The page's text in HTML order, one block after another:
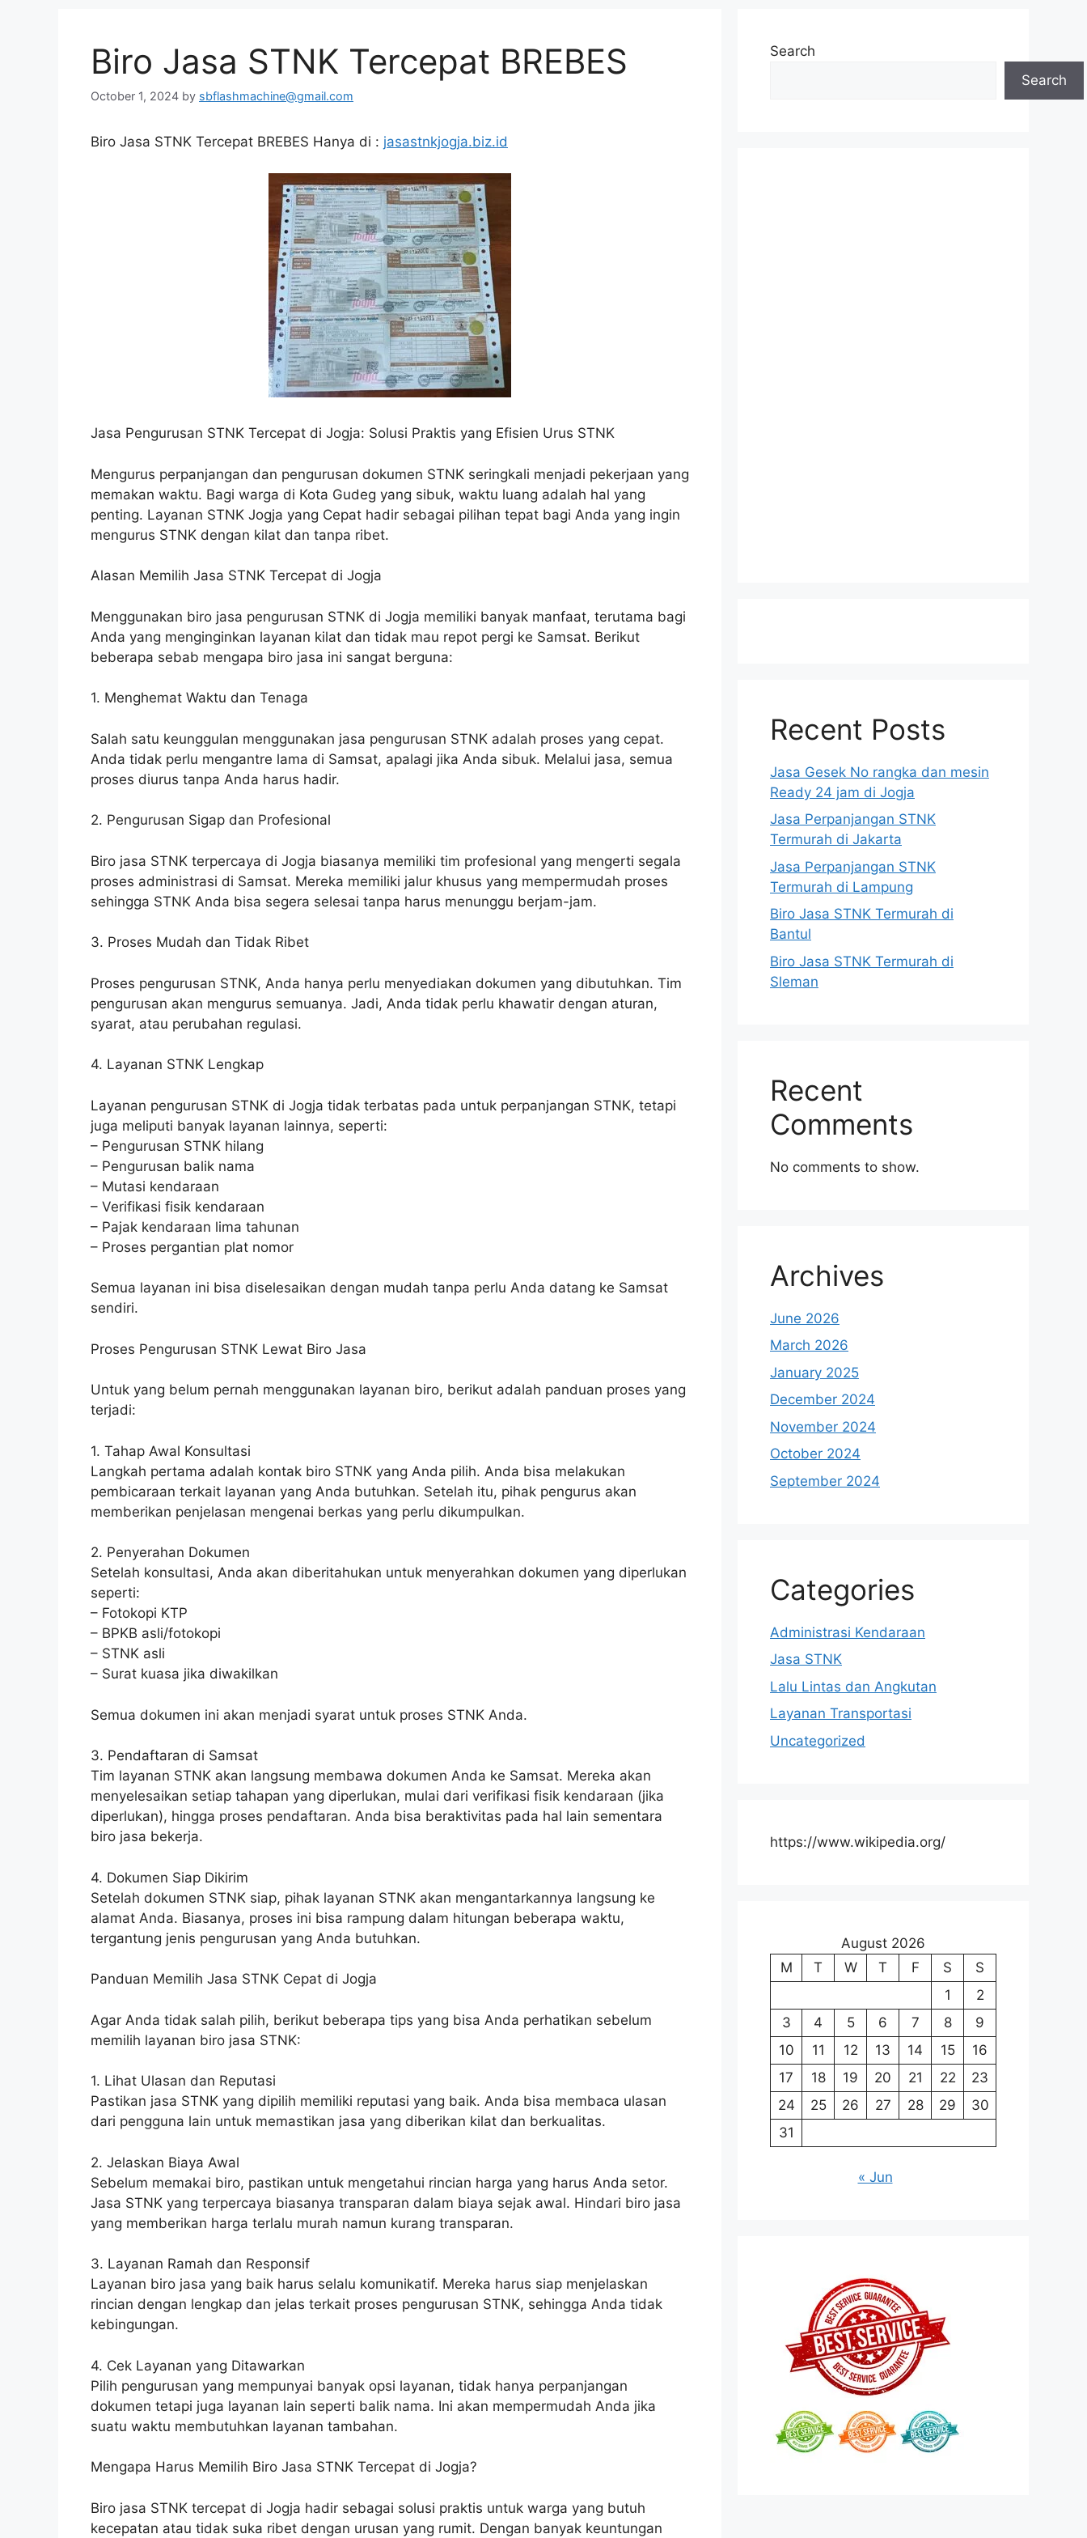
Biro Jasa STNK Tercepat BREBES
October 1, 2024 by sbflashmachine@gmail.com
Biro Jasa STNK Tercepat BREBES Hanya di : jasastnkjogja.biz.id
Jasa Pengurusan STNK Tercepat di Jogja: Solusi Praktis yang Efisien Urus STNK
Mengurus perpanjangan dan pengurusan dokumen STNK seringkali menjadi pekerjaan yang
memakan waktu. Bagi warga di Kota Gudeg yang sibuk, waktu luang adalah hal yang
penting. Layanan STNK Jogja yang Cepat hadir sebagai pilihan tepat bagi Anda yang ingin
mengurus STNK dengan kilat dan tanpa ribet.
Alasan Memilih Jasa STNK Tercepat di Jogja
Menggunakan biro jasa pengurusan STNK di Jogja memiliki banyak manfaat, terutama bagi
Anda yang menginginkan layanan kilat dan tidak mau repot pergi ke Samsat. Berikut
beberapa sebab mengapa biro jasa ini sangat berguna:
1. Menghemat Waktu dan Tenaga
Salah satu keunggulan menggunakan jasa pengurusan STNK adalah proses yang cepat.
Anda tidak perlu mengantre lama di Samsat, apalagi jika Anda sibuk. Melalui jasa, semua
proses diurus tanpa Anda harus hadir.
2. Pengurusan Sigap dan Profesional
Biro jasa STNK terpercaya di Jogja biasanya memiliki tim profesional yang mengerti segala
proses administrasi di Samsat. Mereka memiliki jalur khusus yang mempermudah proses
sehingga STNK Anda bisa segera selesai tanpa harus menunggu berjam-jam.
3. Proses Mudah dan Tidak Ribet
Proses pengurusan STNK, Anda hanya perlu menyediakan dokumen yang dibutuhkan. Tim
pengurusan akan mengurus semuanya. Jadi, Anda tidak perlu khawatir dengan aturan,
syarat, atau perubahan regulasi.
4. Layanan STNK Lengkap
Layanan pengurusan STNK di Jogja tidak terbatas pada untuk perpanjangan STNK, tetapi
juga meliputi banyak layanan lainnya, seperti:
– Pengurusan STNK hilang
– Pengurusan balik nama
– Mutasi kendaraan
– Verifikasi fisik kendaraan
– Pajak kendaraan lima tahunan
– Proses pergantian plat nomor
Semua layanan ini bisa diselesaikan dengan mudah tanpa perlu Anda datang ke Samsat
sendiri.
Proses Pengurusan STNK Lewat Biro Jasa
Untuk yang belum pernah menggunakan layanan biro, berikut adalah panduan proses yang
terjadi:
1. Tahap Awal Konsultasi
Langkah pertama adalah kontak biro STNK yang Anda pilih. Anda bisa melakukan
pembicaraan terkait layanan yang Anda butuhkan. Setelah itu, pihak pengurus akan
memberikan penjelasan mengenai berkas yang perlu dikumpulkan.
2. Penyerahan Dokumen
Setelah konsultasi, Anda akan diberitahukan untuk menyerahkan dokumen yang diperlukan
seperti:
– Fotokopi KTP
– BPKB asli/fotokopi
– STNK asli
– Surat kuasa jika diwakilkan
Semua dokumen ini akan menjadi syarat untuk proses STNK Anda.
3. Pendaftaran di Samsat
Tim layanan STNK akan langsung membawa dokumen Anda ke Samsat. Mereka akan
menyelesaikan setiap tahapan yang diperlukan, mulai dari verifikasi fisik kendaraan (jika
diperlukan), hingga proses pendaftaran. Anda bisa beraktivitas pada hal lain sementara
biro jasa bekerja.
4. Dokumen Siap Dikirim
Setelah dokumen STNK siap, pihak layanan STNK akan mengantarkannya langsung ke
alamat Anda. Biasanya, proses ini bisa rampung dalam hitungan beberapa waktu,
tergantung jenis pengurusan yang Anda butuhkan.
Panduan Memilih Jasa STNK Cepat di Jogja
Agar Anda tidak salah pilih, berikut beberapa tips yang bisa Anda perhatikan sebelum
memilih layanan biro jasa STNK:
1. Lihat Ulasan dan Reputasi
Pastikan jasa STNK yang dipilih memiliki reputasi yang baik. Anda bisa membaca ulasan
dari pengguna lain untuk memastikan jasa yang diberikan kilat dan berkualitas.
2. Jelaskan Biaya Awal
Sebelum memakai biro, pastikan untuk mengetahui rincian harga yang harus Anda setor.
Jasa STNK yang terpercaya biasanya transparan dalam biaya sejak awal. Hindari biro jasa
yang memberikan harga terlalu murah namun kurang transparan.
3. Layanan Ramah dan Responsif
Layanan biro jasa yang baik harus selalu komunikatif. Mereka harus siap menjelaskan
rincian dengan lengkap dan jelas terkait proses pengurusan STNK, sehingga Anda tidak
kebingungan.
4. Cek Layanan yang Ditawarkan
Pilih pengurusan yang mempunyai banyak opsi layanan, tidak hanya perpanjangan
dokumen tetapi juga layanan lain seperti balik nama. Ini akan mempermudah Anda jika
suatu waktu membutuhkan layanan tambahan.
Mengapa Harus Memilih Biro Jasa STNK Tercepat di Jogja?
Biro jasa STNK tercepat di Jogja hadir sebagai solusi praktis untuk warga yang butuh
kecepatan atau tidak suka ribet dengan urusan yang rumit. Dengan banyak keuntungan
Search
Search
Recent Posts
Jasa Gesek No rangka dan mesin
Ready 24 jam di Jogja
Jasa Perpanjangan STNK
Termurah di Jakarta
Jasa Perpanjangan STNK
Termurah di Lampung
Biro Jasa STNK Termurah di
Bantul
Biro Jasa STNK Termurah di
Sleman
Recent
Comments
No comments to show.
Archives
June 2026
March 2026
January 2025
December 2024
November 2024
October 2024
September 2024
Categories
Administrasi Kendaraan
Jasa STNK
Lalu Lintas dan Angkutan
Layanan Transportasi
Uncategorized
https://www.wikipedia.org/
August 2026
M
T W T F S
S
1
2
3
4 5 6 7 8
9
10
11 12 13 14 15
16
17
18 19 20 21 22
23
24
25 26 27 28 29
30
31
« Jun